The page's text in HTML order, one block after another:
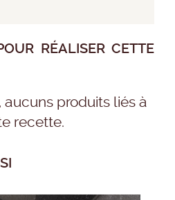
RÉALISER CETTE
produits liés à
recette.